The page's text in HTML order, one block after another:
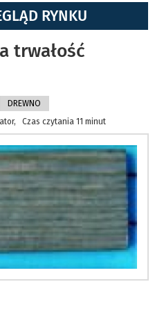
RYNKU
trwałość
DREWNO
Czas czytania 11 minut